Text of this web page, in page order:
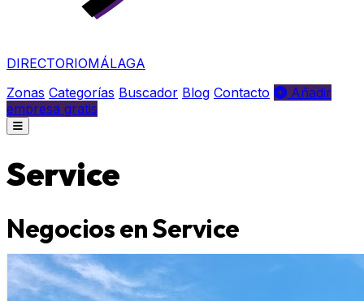
DIRECTORIOMÁLAGA
Zonas Categorías Buscador Blog Contacto
Añadir
empresa gratis
Service
Negocios en Service